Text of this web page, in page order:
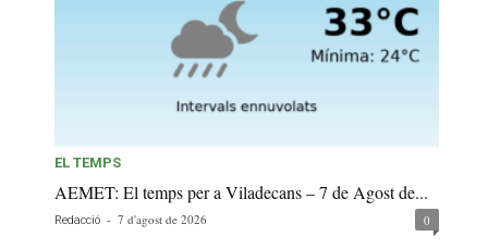
EL TEMPS
AEMET: El temps per a Viladecans – 7 de Agost de...
Redacció - 7 d'agost de 2026 0